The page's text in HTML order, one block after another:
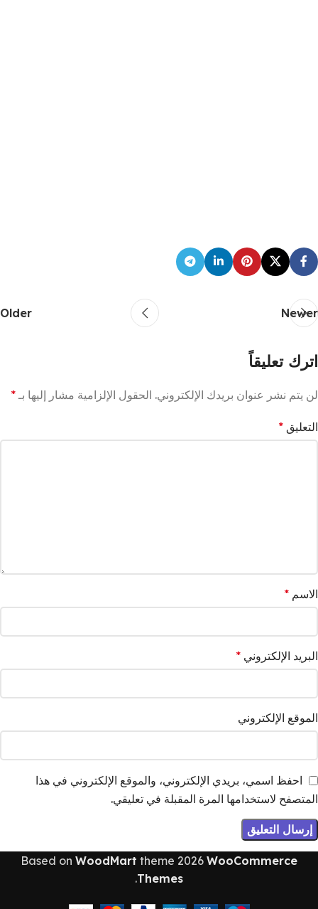
Newer
Older
اترك تعليقاً
لن يتم نشر عنوان بريدك الإلكتروني. الحقول الإلزامية مشار إليها بـ *
التعليق *
الاسم *
البريد الإلكتروني *
الموقع الإلكتروني
احفظ اسمي، بريدي الإلكتروني، والموقع الإلكتروني في هذا
المتصفح لاستخدامها المرة المقبلة في تعليقي.
Based on WoodMart theme 2026 WooCommerce
Themes
.